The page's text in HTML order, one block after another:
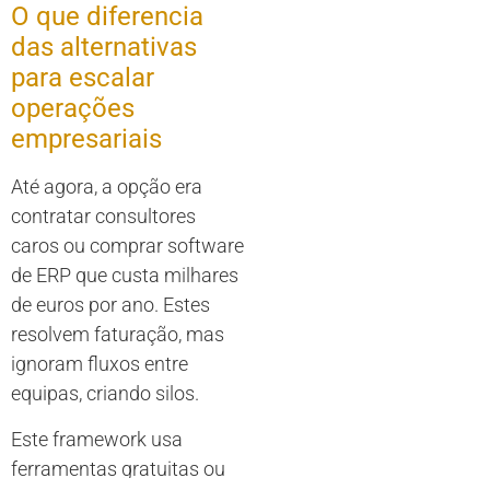
O que diferencia
das alternativas
para escalar
operações
empresariais
Até agora, a opção era
contratar consultores
caros ou comprar software
de ERP que custa milhares
de euros por ano. Estes
resolvem faturação, mas
ignoram fluxos entre
equipas, criando silos.
Este framework usa
ferramentas gratuitas ou